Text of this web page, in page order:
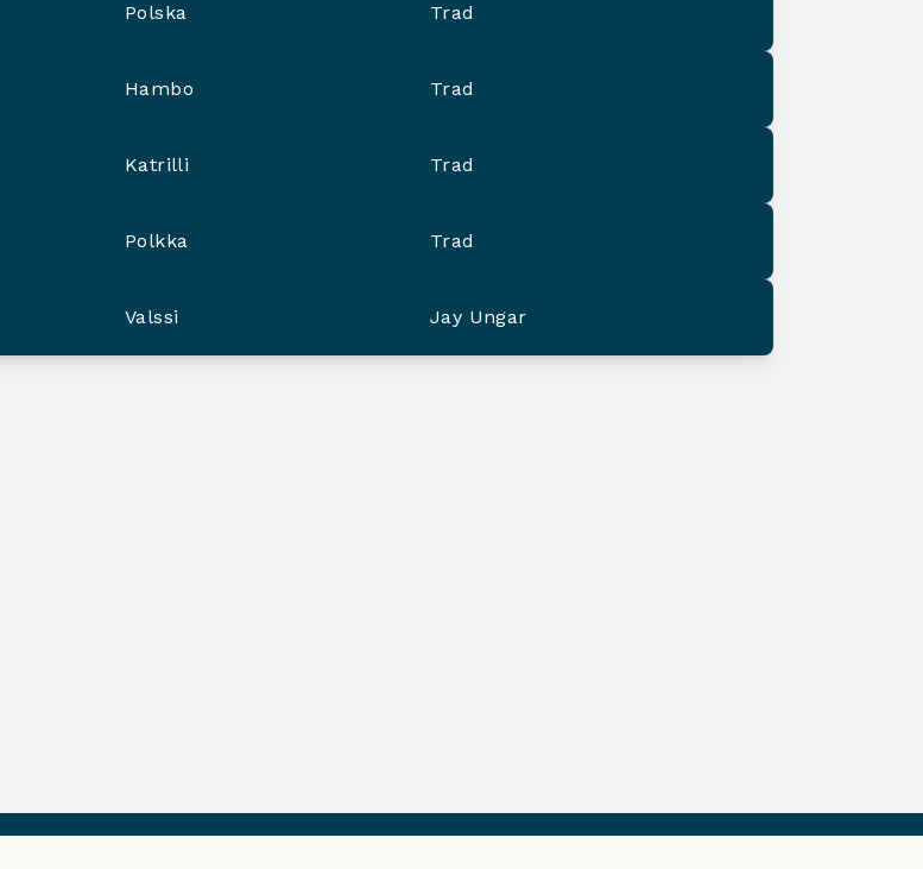
Polska Trad
Hambo Trad
Katrilli Trad
Polkka Trad
Valssi Jay Ungar